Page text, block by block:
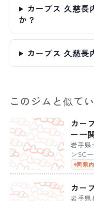
カーブス 久慈長
か？
カーブス 久慈長
このジムと似て
カー
ー一
岩手県
ンSC
同県内
カー
岩手県